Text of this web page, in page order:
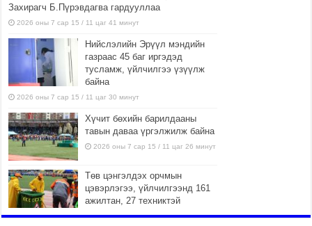
Захирагч Б.Пүрэвдагва гардууллаа
2026 оны 7 сар 15 / 11 цаг 41 минут
Нийслэлийн Эрүүл мэндийн
газраас 45 баг иргэдэд
тусламж, үйлчилгээ үзүүлж
байна
2026 оны 7 сар 15 / 11 цаг 30 минут
Хүчит бөхийн барилдааны
тавын даваа үргэлжилж байна
2026 оны 7 сар 15 / 11 цаг 26 минут
Төв цэнгэлдэх орчмын
цэвэрлэгээ, үйлчилгээнд 161
ажилтан, 27 техниктэй
ажиллаж байна